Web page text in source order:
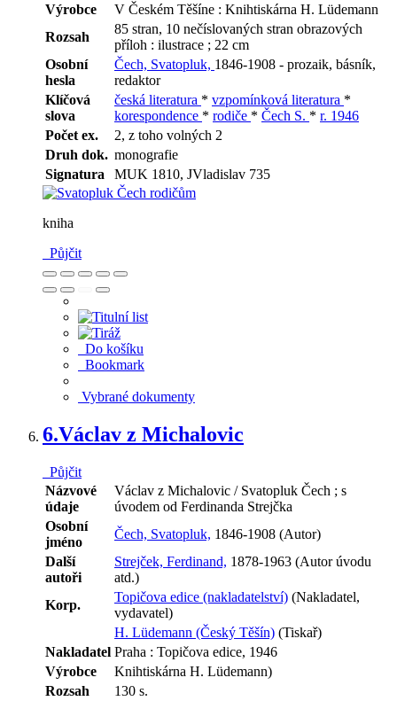
Výrobce
V Českém Těšíne : Knihtiskárna H. Lüdemann
Rozsah
85 stran, 10 nečíslovaných stran obrazových
příloh : ilustrace ; 22 cm
Osobní
hesla
Čech, Svatopluk, 1846-1908 - prozaik, básník,
redaktor
Klíčová
slova
česká literatura * vzpomínková literatura *
korespondence * rodiče * Čech S. * r. 1946
Počet ex.
2, z toho volných 2
Druh dok. monografie
Signatura
MUK 1810, JVladislav 735
kniha
Půjčit
Do košíku
Bookmark
Vybrané dokumenty
6.Václav z Michalovic
Půjčit
Názvové
údaje
Václav z Michalovic / Svatopluk Čech ; s
úvodem od Ferdinanda Strejčka
Osobní
jméno
Čech, Svatopluk, 1846-1908 (Autor)
Další
autoři
Strejček, Ferdinand, 1878-1963 (Autor úvodu
atd.)
Korp.
Topičova edice (nakladatelství) (Nakladatel,
vydavatel)
H. Lüdemann (Český Těšín) (Tiskař)
Nakladatel Praha : Topičova edice, 1946
Výrobce
Knihtiskárna H. Lüdemann)
Rozsah
130 s.